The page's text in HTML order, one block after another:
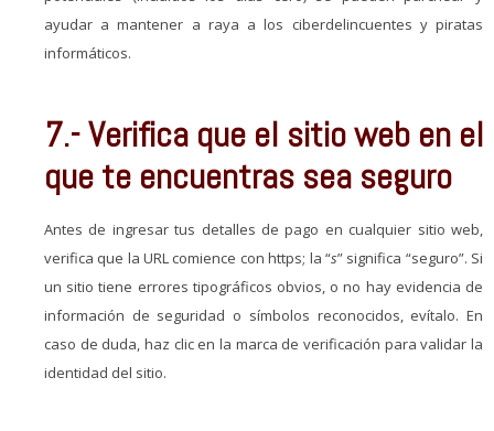
ayudar a mantener a raya a los ciberdelincuentes y piratas
informáticos.
7.- Verifica que el sitio web en el
que te encuentras sea seguro
Antes de ingresar tus detalles de pago en cualquier sitio web,
verifica que la URL comience con https; la “s” significa “seguro”. Si
un sitio tiene errores tipográficos obvios, o no hay evidencia de
información de seguridad o símbolos reconocidos, evítalo. En
caso de duda, haz clic en la marca de verificación para validar la
identidad del sitio.